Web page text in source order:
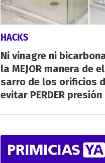
HACKS
Ni vinagre ni
la MEJOR manera de
sarro de los orificios
evitar PERDER presión